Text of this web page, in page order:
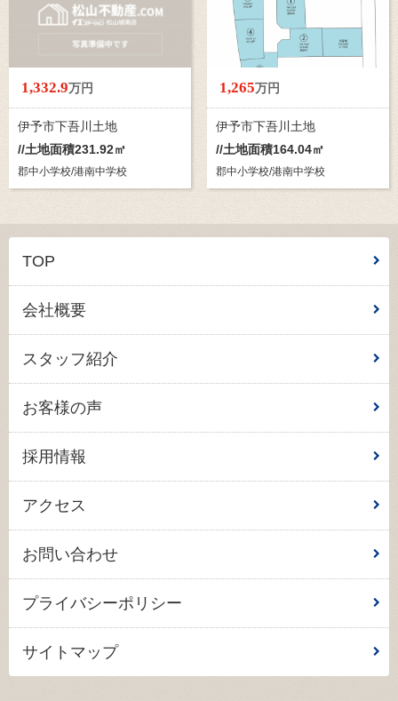
1,332.9万円
伊予市下吾川土地
//土地面積231.92㎡
郡中小学校/港南中学校
1,265万円
伊予市下吾川土地
//土地面積164.04㎡
郡中小学校/港南中学校
TOP
会社概要
スタッフ紹介
お客様の声
採用情報
アクセス
お問い合わせ
プライバシーポリシー
サイトマップ